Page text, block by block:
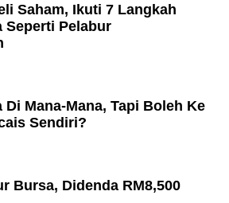
Saham, Ikuti 7 Langkah
Seperti Pelabur
Di Mana-Mana, Tapi Boleh Ke
Sendiri?
Bursa, Didenda RM8,500